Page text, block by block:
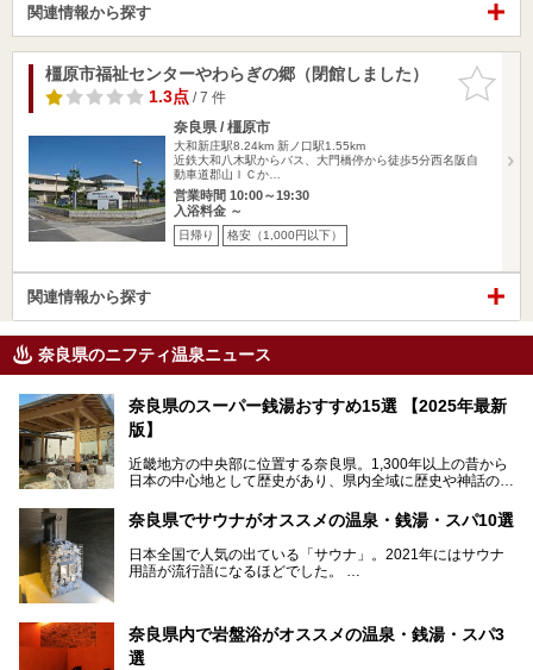
関連情報から探す
お気に入
りに追加
橿原市福祉センターやわらぎの郷（閉館しました）
1.3点/ 7 件
奈良県 / 橿原市
大和新庄駅8.24km 新ノ口駅1.55km
近鉄大和八木駅からバス、大門橋停から徒歩5分西名阪自
動車道郡山ＩＣか…
営業時間 10:00～19:30
入浴料金 ～
日帰り 格安（1,000円以下）
関連情報から探す
奈良県のニフティ温泉ニュース
奈良県のスーパー銭湯おすすめ15選 【2025年最新
版】
近畿地方の中央部に位置する奈良県。1,300年以上の昔から
日本の中心地として歴史があり、県内全域に歴史や神話の舞
界遺産があり、古代をそこかしこに感じられる地域です。
そんな奈良県のスーパー銭湯は、便利な街中にある施設か
ら、険しい山中にある秘湯までバラエティ豊か。ここでは、
奈良県で評判のスーパー銭湯をご紹介します。
奈良県でサウナがオススメの温泉・銭湯・スパ10選
日本全国で人気の出ている「サウナ」。2021年にはサウナ
用語が流行語になるほどでした。
中心部に近いサウナや郊外にあるアウトドアフィンランド式
奈良県内で岩盤浴がオススメの温泉・銭湯・スパ3
選